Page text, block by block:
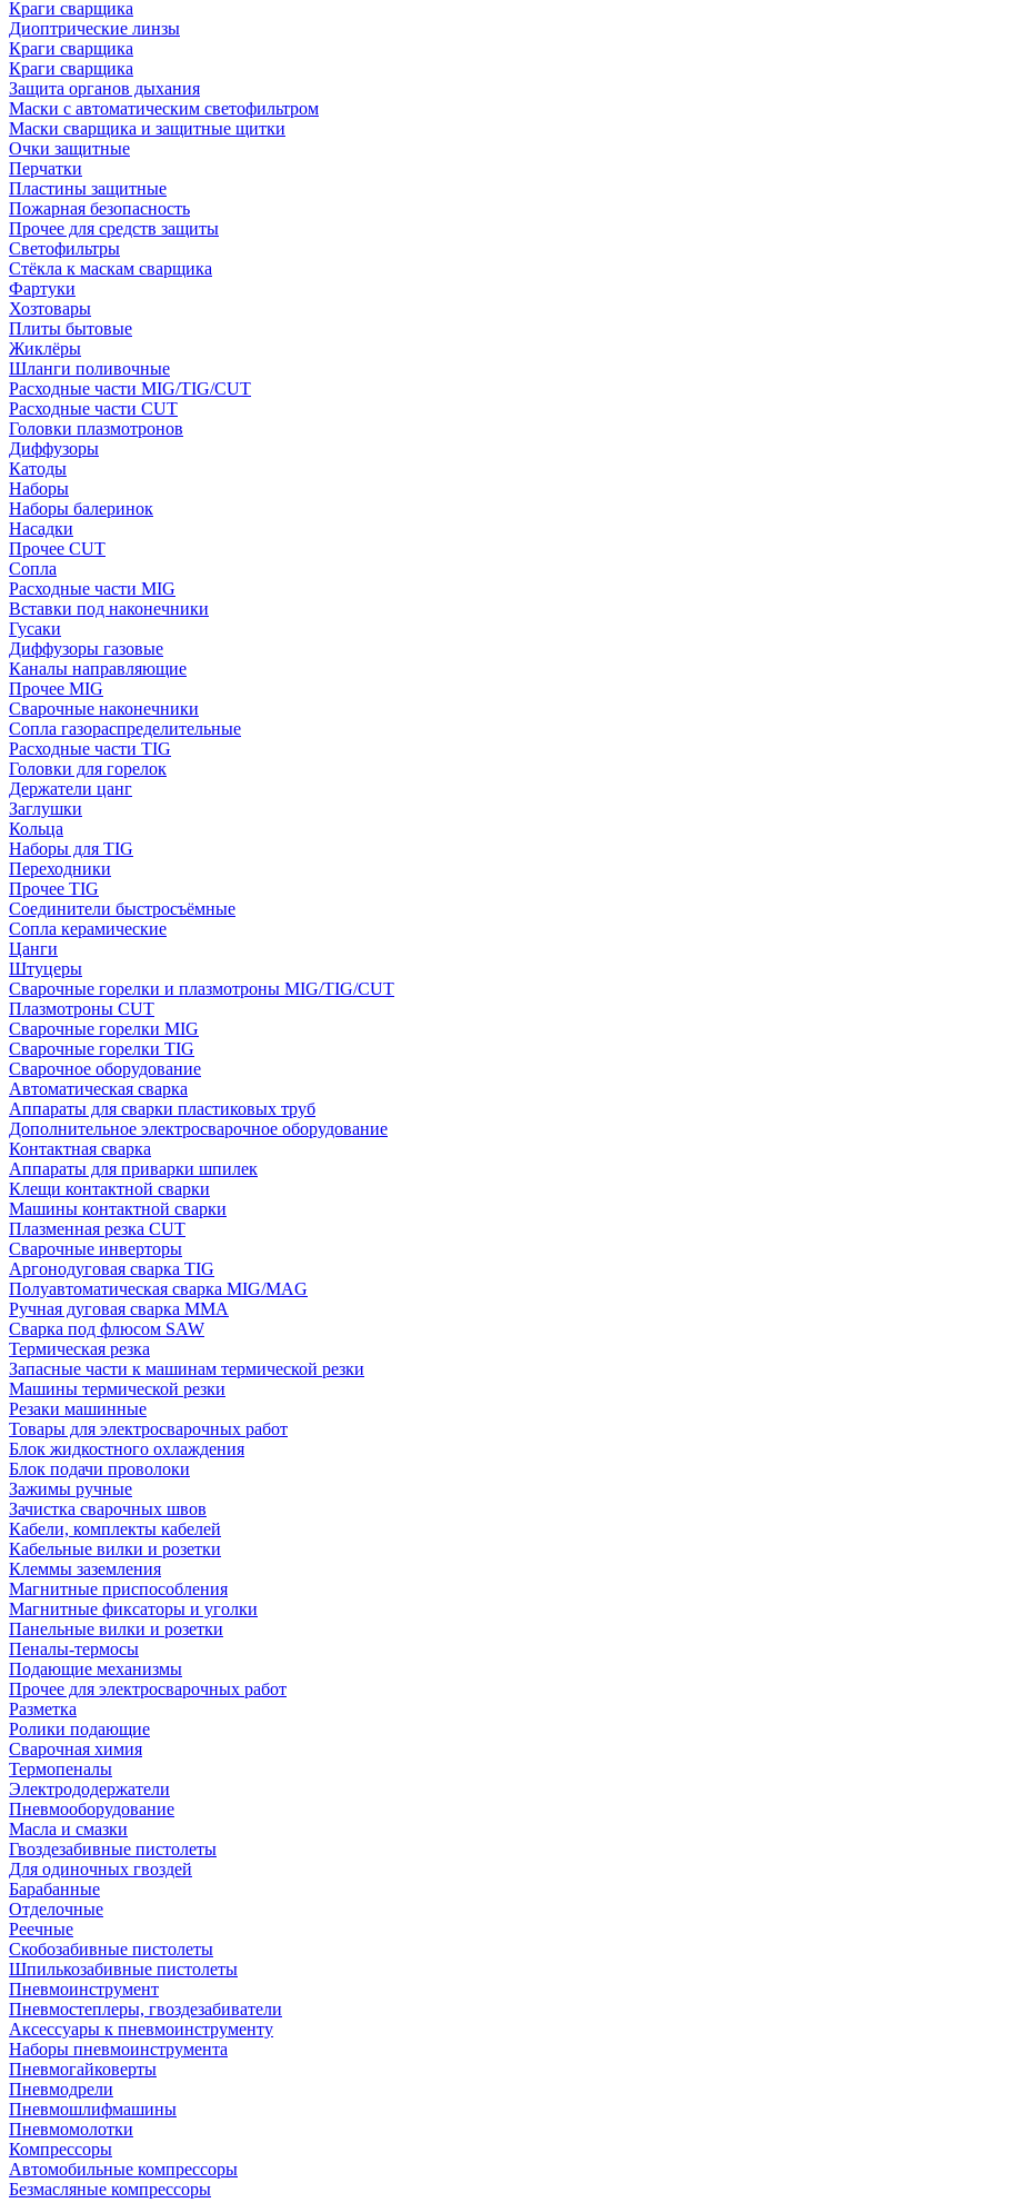
Краги сварщика
Диоптрические линзы
Краги сварщика
Краги сварщика
Защита органов дыхания
Маски с автоматическим светофильтром
Маски сварщика и защитные щитки
Очки защитные
Перчатки
Пластины защитные
Пожарная безопасность
Прочее для средств защиты
Светофильтры
Стёкла к маскам сварщика
Фартуки
Хозтовары
Плиты бытовые
Жиклёры
Шланги поливочные
Расходные части MIG/TIG/CUT
Расходные части CUT
Головки плазмотронов
Диффузоры
Катоды
Наборы
Наборы балеринок
Насадки
Прочее CUT
Сопла
Расходные части MIG
Вставки под наконечники
Гусаки
Диффузоры газовые
Каналы направляющие
Прочее MIG
Сварочные наконечники
Сопла газораспределительные
Расходные части TIG
Головки для горелок
Держатели цанг
Заглушки
Кольца
Наборы для TIG
Переходники
Прочее TIG
Соединители быстросъёмные
Сопла керамические
Цанги
Штуцеры
Сварочные горелки и плазмотроны MIG/TIG/CUT
Плазмотроны CUT
Сварочные горелки MIG
Сварочные горелки TIG
Сварочное оборудование
Автоматическая сварка
Аппараты для сварки пластиковых труб
Дополнительное электросварочное оборудование
Контактная сварка
Аппараты для приварки шпилек
Клещи контактной сварки
Машины контактной сварки
Плазменная резка CUT
Сварочные инверторы
Аргонодуговая сварка TIG
Полуавтоматическая сварка MIG/MAG
Ручная дуговая сварка MMA
Сварка под флюсом SAW
Термическая резка
Запасные части к машинам термической резки
Машины термической резки
Резаки машинные
Товары для электросварочных работ
Блок жидкостного охлаждения
Блок подачи проволоки
Зажимы ручные
Зачистка сварочных швов
Кабели, комплекты кабелей
Кабельные вилки и розетки
Клеммы заземления
Магнитные приспособления
Магнитные фиксаторы и уголки
Панельные вилки и розетки
Пеналы-термосы
Подающие механизмы
Прочее для электросварочных работ
Разметка
Ролики подающие
Сварочная химия
Термопеналы
Электрододержатели
Пневмооборудование
Масла и смазки
Гвоздезабивные пистолеты
Для одиночных гвоздей
Барабанные
Отделочные
Реечные
Скобозабивные пистолеты
Шпилькозабивные пистолеты
Пневмоинструмент
Пневмостеплеры, гвоздезабиватели
Аксессуары к пневмоинструменту
Наборы пневмоинструмента
Пневмогайковерты
Пневмодрели
Пневмошлифмашины
Пневмомолотки
Компрессоры
Автомобильные компрессоры
Безмасляные компрессоры